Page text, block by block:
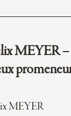
MEYER –
MEYER